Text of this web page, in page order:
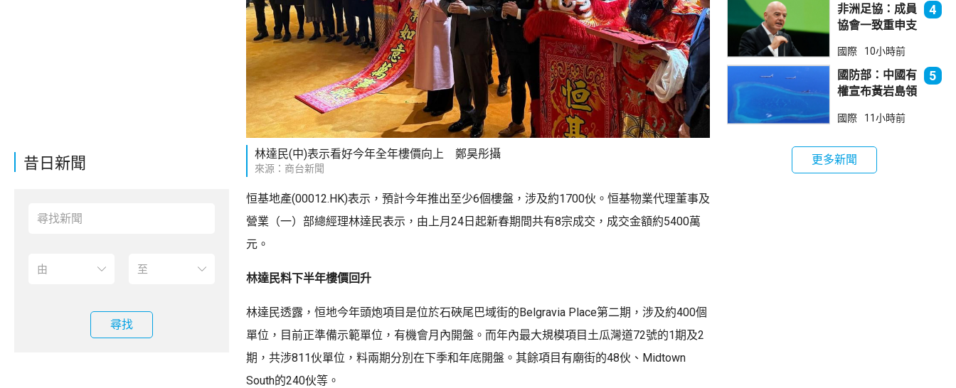
昔日新聞
尋找
林達民(中)表示看好今年全年樓價向上 鄭昊彤攝
來源：商台新聞
恒基地產(00012.HK)表示，預計今年推出至少6個樓盤，涉及約1700伙。恒基物業代理董事及
營業（一）部總經理林達民表示，由上月24日起新春期間共有8宗成交，成交金額約5400萬
元。
林達民料下半年樓價回升
林達民透露，恒地今年頭炮項目是位於石硤尾巴域街的Belgravia Place第二期，涉及約400個
單位，目前正準備示範單位，有機會月內開盤。而年內最大規模項目土瓜灣道72號的1期及2
期，共涉811伙單位，料兩期分別在下季和年底開盤。其餘項目有廟街的48伙、Midtown
South的240伙等。
你」
非洲足協：成員
協會一致重申支
4
國際 10小時前
國防部：中國有
權宣布黃岩島領
犯主權
5
國際 11小時前
更多新聞